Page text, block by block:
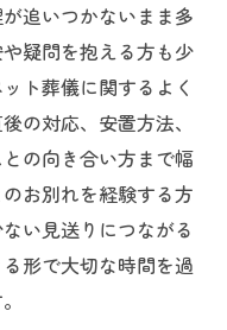
追いつかないまま多
疑問を抱える方も少
ト葬儀に関するよく
の対応、安置方法、
の向き合い方まで幅
お別れを経験する方
い見送りにつながる
形で大切な時間を過